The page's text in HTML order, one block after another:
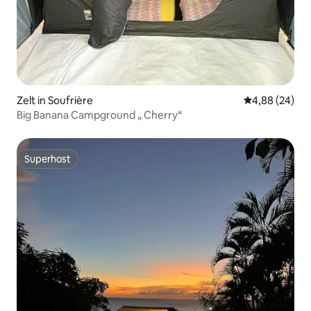
Zelt in Soufrière
4,88 (24)
Big Banana Campground „ Cherry“
Superhost
Superhost